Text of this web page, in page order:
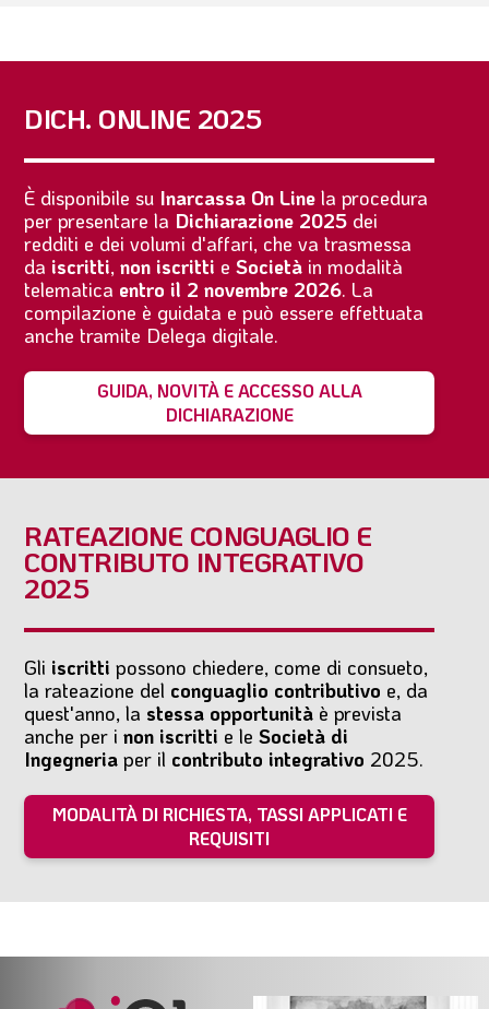
DICH. ONLINE 2025
È disponibile su Inarcassa On Line la procedura
per presentare la Dichiarazione 2025 dei
redditi e dei volumi d'affari, che va trasmessa
da iscritti, non iscritti e Società in modalità
telematica entro il 2 novembre 2026. La
compilazione è guidata e può essere effettuata
anche tramite Delega digitale.
GUIDA, NOVITÀ E ACCESSO ALLA
DICHIARAZIONE
RATEAZIONE CONGUAGLIO E
CONTRIBUTO INTEGRATIVO
2025
Gli iscritti possono chiedere, come di consueto,
la rateazione del conguaglio contributivo e, da
quest'anno, la stessa opportunità è prevista
anche per i non iscritti e le Società di
Ingegneria per il contributo integrativo 2025.
MODALITÀ DI RICHIESTA, TASSI APPLICATI E
REQUISITI